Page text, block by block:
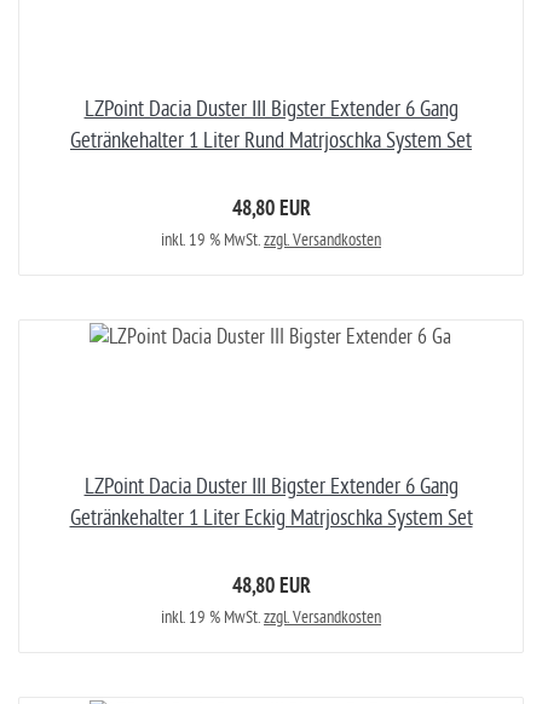
LZPoint Dacia Duster III Bigster Extender 6 Gang
Getränkehalter 1 Liter Rund Matrjoschka System Set
48,80 EUR
inkl. 19 % MwSt.zzgl. Versandkosten
LZPoint Dacia Duster III Bigster Extender 6 Gang
Getränkehalter 1 Liter Eckig Matrjoschka System Set
48,80 EUR
inkl. 19 % MwSt.zzgl. Versandkosten